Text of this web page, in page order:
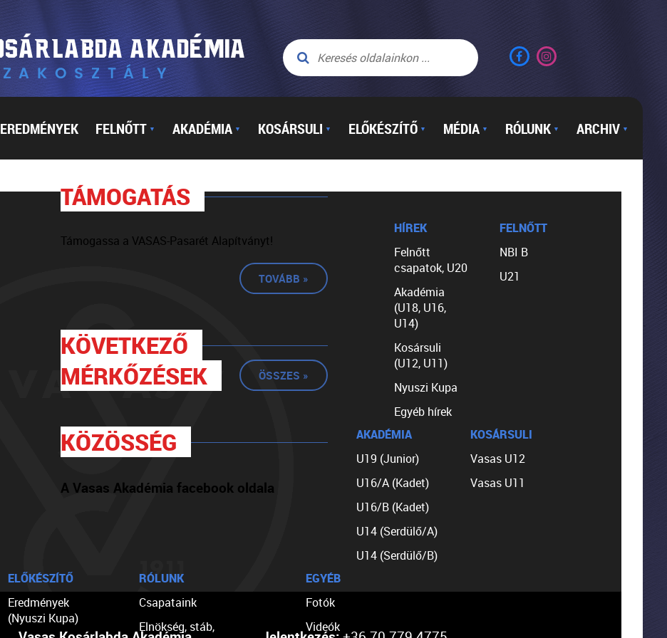
EREDMÉNYEK FELNŐTT ▼ AKADÉMIA ▼ KOSÁRSULI ▼ ELŐKÉSZÍTŐ ▼ MÉDIA ▼ RÓLUNK ▼ ARCHIV ▼
TÁMOGATÁS
Támogassa a VASAS-Pasarét Alapítványt!
TOVÁBB »
KÖVETKEZŐ
MÉRKŐZÉSEK
ÖSSZES »
KÖZÖSSÉG
A Vasas Akadémia facebook oldala
HÍREK
Felnőtt
csapatok, U20
Akadémia
(U18, U16,
U14)
Kosársuli
(U12, U11)
Nyuszi Kupa
Egyéb hírek
FELNŐTT
NBI B
U21
AKADÉMIA
U19 (Junior)
U16/A (Kadet)
U16/B (Kadet)
U14 (Serdülő/A)
U14 (Serdülő/B)
KOSÁRSULI
Vasas U12
Vasas U11
ELŐKÉSZÍTŐ
Eredmények
(Nyuszi Kupa)
RÓLUNK
Csapataink
Elnökség, stáb,
EGYÉB
Fotók
Videók